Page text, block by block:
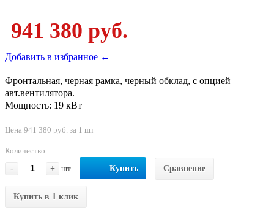
941 380 руб.
Добавить в избранное ←
Фронтальная, черная рамка, черный обклад, с опцией
авт.вентилятора.
Мощность: 19 кВт
Цена 941 380 руб. за 1 шт
Количество
-
+ шт Купить Сравнение
Купить в 1 клик